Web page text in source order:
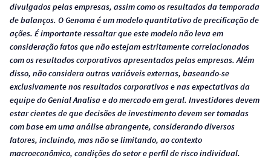
divulgados pelas empresas, assim como os resultados da temporada
de balanços. O Genoma é um modelo quantitativo de precificação de
ações. É importante ressaltar que este modelo não leva em
consideração fatos que não estejam estritamente correlacionados
com os resultados corporativos apresentados pelas empresas. Além
disso, não considera outras variáveis externas, baseando-se
exclusivamente nos resultados corporativos e nas expectativas da
equipe do Genial Analisa e do mercado em geral. Investidores devem
estar cientes de que decisões de investimento devem ser tomadas
com base em uma análise abrangente, considerando diversos
fatores, incluindo, mas não se limitando, ao contexto
macroeconômico, condições do setor e perfil de risco individual.